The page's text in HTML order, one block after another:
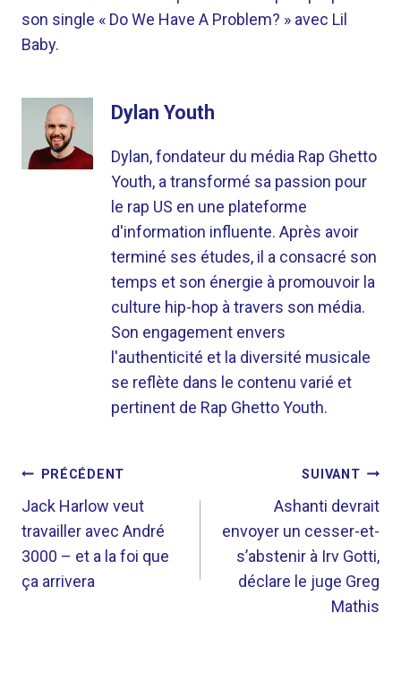
son single « Do We Have A Problem? » avec Lil
Baby.
Dylan Youth
Dylan, fondateur du média Rap Ghetto
Youth, a transformé sa passion pour
le rap US en une plateforme
d'information influente. Après avoir
terminé ses études, il a consacré son
temps et son énergie à promouvoir la
culture hip-hop à travers son média.
Son engagement envers
l'authenticité et la diversité musicale
se reflète dans le contenu varié et
pertinent de Rap Ghetto Youth.
NAVIGATION
DE
L’ARTICLE
PRÉCÉDENT
Jack Harlow veut
travailler avec André
3000 – et a la foi que
ça arrivera
SUIVANT
Ashanti devrait
envoyer un cesser-et-
s’abstenir à Irv Gotti,
déclare le juge Greg
Mathis